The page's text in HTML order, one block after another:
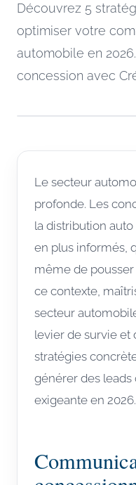
Découvrez 5
optimiser votre
automobile en
concession avec
Le secteur
profonde. Les
la distribution
en plus informés,
même de
ce contexte,
secteur
levier de survie et
stratégies
générer des
exigeante en 2026.